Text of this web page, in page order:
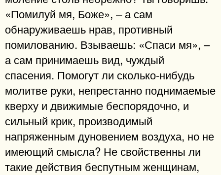
«Помилуй мя, Боже», – а сам
обнаруживаешь нрав, противный
помилованию. Взываешь: «Спаси мя», –
а сам принимаешь вид, чуждый
спасения. Помогут ли сколько-нибудь
молитве руки, непрестанно поднимаемые
кверху и движимые беспорядочно, и
сильный крик, производимый
напряженным дуновением воздуха, но не
имеющий смысла? Не свойственны ли
такие действия беспутным женщинам,